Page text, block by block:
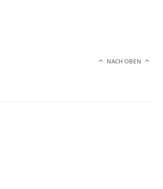
NACH OBEN